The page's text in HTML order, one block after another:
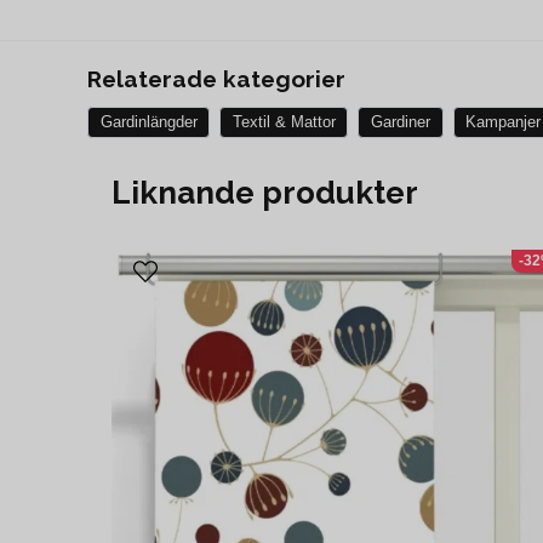
Relaterade kategorier
Gardinlängder Textil & Mattor Gardiner Kampanjer
Liknande produkter
-